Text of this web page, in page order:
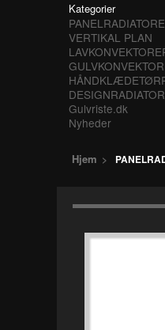
Kategorier
VERTIKAL PLAN
Gulvriste.dk
Nyheder
Hjem >